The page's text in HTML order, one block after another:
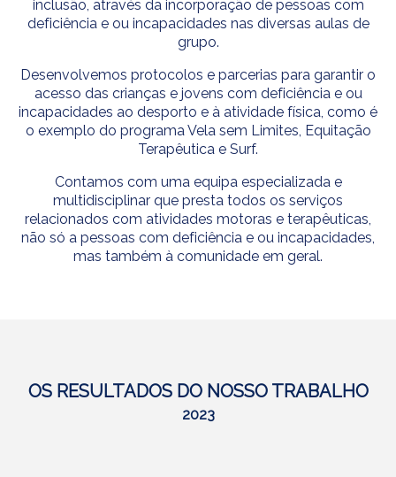
inclusão, através da incorporação de pessoas com
deficiência e ou incapacidades nas diversas aulas de
grupo.
Desenvolvemos protocolos e parcerias para garantir o
acesso das crianças e jovens com deficiência e ou
incapacidades ao desporto e à atividade física, como é
o exemplo do programa Vela sem Limites, Equitação
Terapêutica e Surf.
Contamos com uma equipa especializada e
multidisciplinar que presta todos os serviços
relacionados com atividades motoras e terapêuticas,
não só a pessoas com deficiência e ou incapacidades,
mas também à comunidade em geral.
OS RESULTADOS DO NOSSO TRABALHO
2023